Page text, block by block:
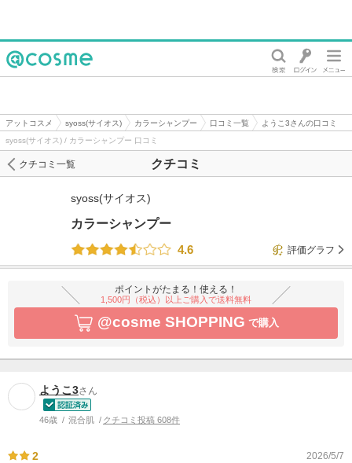
アットコスメ syoss(サイオス) カラーシャンプー 口コミ一覧
ようこ3さんの口コミ
syoss(サイオス) / カラーシャンプー 口コミ
クチコミ
クチコミ一覧
syoss(サイオス)
カラーシャンプー
4.6
評価グラフ
ポイントがたまる！使える！
1,500円（税込）以上ご購入で送料無料
@cosme SHOPPING で購入
ようこ3さん
46歳 混合肌 クチコミ投稿 608件
2 2026/5/7